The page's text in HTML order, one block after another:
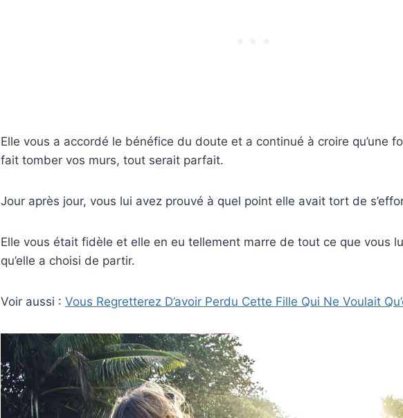
Elle vous a accordé le bénéfice du doute et a continué à croire qu’une
fait tomber vos murs, tout serait parfait.
Jour après jour, vous lui avez prouvé à quel point elle avait tort de
Elle vous était fidèle et elle en eu tellement marre de tout ce que vous
qu’elle a choisi de partir.
Voir aussi : Vous Regretterez D’avoir Perdu Cette Fille Qui Ne Voulait